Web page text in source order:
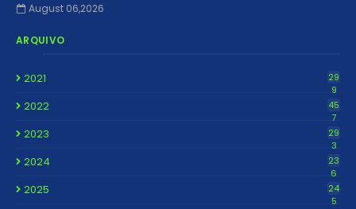
August 06,2026
ARQUIVO
2021
29
9
2022
45
7
2023
29
3
2024
23
6
2025
24
5